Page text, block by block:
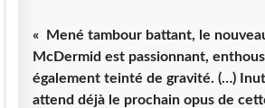
« Mené tambour battant, le
McDermid est passionnant,
également teinté de gravité. (…)
attend déjà le prochain opus de